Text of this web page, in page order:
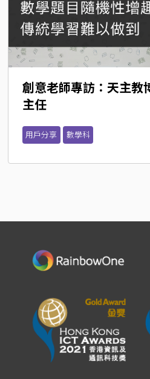
創意老師專訪：天主教
主任
用戶分享 數學科